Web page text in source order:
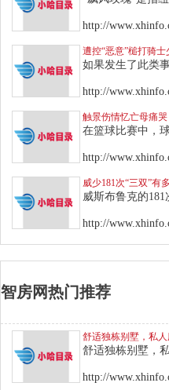
http://
遭控“恶意”槌打骑
如果发生了此类
http://
触景伤情忆亡母痛
在篮球比赛中，
http://
威少181次“三双”有
威斯布鲁克的
http://
智房网热门推荐
舒适独栋别墅，私
舒适独栋别墅，
http://